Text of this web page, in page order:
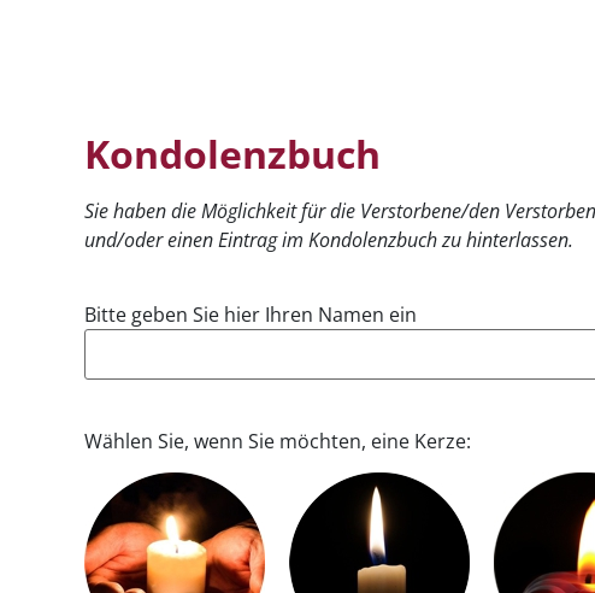
Kondolenzbuch
Sie haben die Möglichkeit für die Verstorbene/den
und/oder einen Eintrag im Kondolenzbuch zu hinterlassen.
Bitte geben Sie hier Ihren Namen ein
Wählen Sie, wenn Sie möchten, eine Kerze: